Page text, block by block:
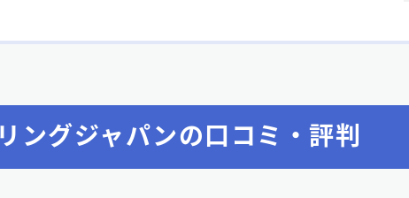
ングジャパンの口コミ・評判